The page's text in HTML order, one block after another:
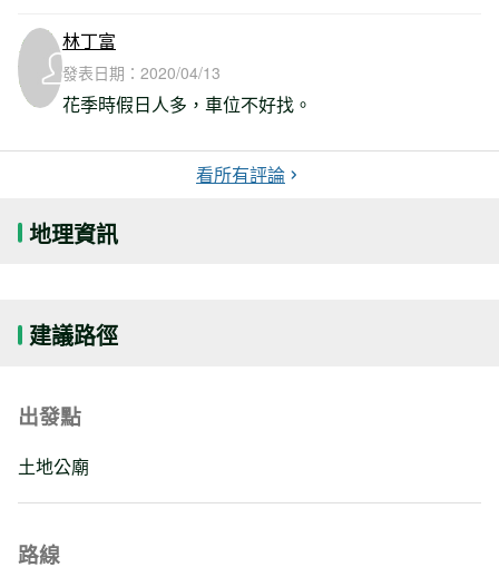
林丁富
發表日期： 2020/04/13
花季時假日人多，車位不好找。
看所有評論
地理資訊
建議路徑
出發點
土地公廟
路線